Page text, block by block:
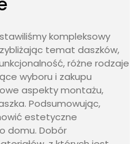
wyboru i zakupu
aspekty montażu,
Podsumowując,
estetyczne
domu. Dobór
z których jest
użytkowanie oraz
zadowolenie z